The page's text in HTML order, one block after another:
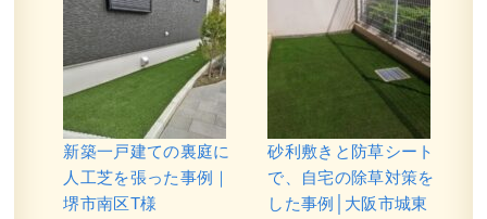
新築一戸建ての裏庭に
人工芝を張った事例｜
堺市南区T様
砂利敷きと防草シート
で、自宅の除草対策を
した事例│大阪市城東